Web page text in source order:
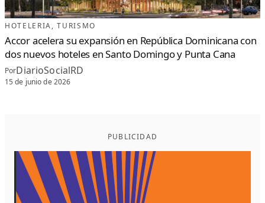
HOTELERIA, TURISMO
Accor acelera su expansión en República Dominicana con
dos nuevos hoteles en Santo Domingo y Punta Cana
PorDiarioSocialRD
15 de junio de 2026
PUBLICIDAD